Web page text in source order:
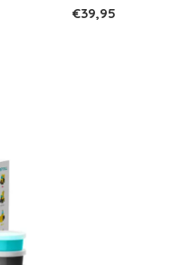
€39,95